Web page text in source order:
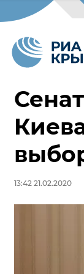
13:42 21.02.2020